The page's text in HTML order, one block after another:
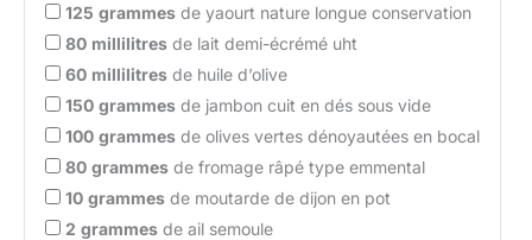
125 grammes de yaourt nature longue conservation
80 millilitres de lait demi-écrémé uht
60 millilitres de huile d’olive
150 grammes de jambon cuit en dés sous vide
100 grammes de olives vertes dénoyautées en bocal
80 grammes de fromage râpé type emmental
10 grammes de moutarde de dijon en pot
2 grammes de ail semoule